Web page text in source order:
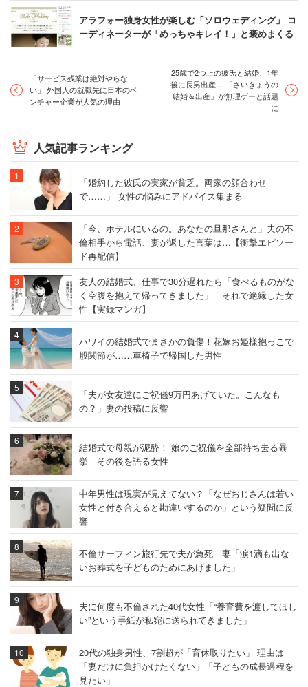
アラフォー独身女性が楽しむ「ソロウェディング」 コ
ーディネーターが「めっちゃキレイ！」と褒めまくる
「サービス残業は絶対やらな
い」 外国人の就職先に日本のベ
ンチャー企業が人気の理由
25歳で2つ上の彼氏と結婚、1年
後に長男出産… 「さいきょうの
結婚＆出産」が無理ゲーと話題
に
人気記事ランキング
「婚約した彼氏の実家が貧乏。両家の顔合わせ
で……」 女性の悩みにアドバイス集まる
「今、ホテルにいるの。あなたの旦那さんと」夫の不
倫相手から電話、妻が返した言葉は…【衝撃エピソー
ド再配信】
友人の結婚式、仕事で30分遅れたら「食べるものがな
く空腹を抱えて帰ってきました」 それで絶縁した女
性【実録マンガ】
ハワイの結婚式でまさかの負傷！花嫁お姫様抱っこで
股関節が……車椅子で帰国した男性
「夫が女友達にご祝儀9万円あげていた。こんなも
の？」妻の投稿に反響
結婚式で母親が泥酔！ 娘のご祝儀を全部持ち去る暴
挙 その後を語る女性
中年男性は現実が見えてない？「なぜおじさんは若い
女性と付き合えると勘違いするのか」という疑問に反
響
不倫サーフィン旅行先で夫が急死 妻「涙1滴も出な
いお葬式を子どものためにあげました」
夫に何度も不倫された40代女性「“養育費を渡してほし
い”という手紙が私宛に送られてきました」
20代の独身男性、7割超が「育休取りたい」 理由は
「妻だけに負担かけたくない」「子どもの成長過程を
見たい」